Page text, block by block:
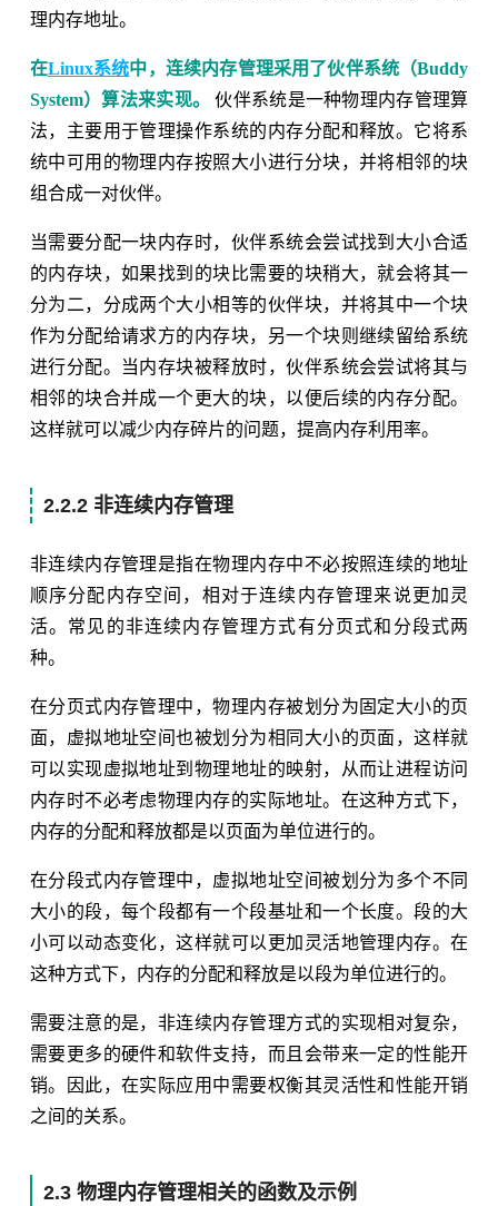
理内存地址。
在Linux系统中，连续内存管理采用了伙伴系统（Buddy
System）算法来实现。
伙伴系统是一种物理内存管理算
法，主要用于管理操作系统的内存分配和释放。它将系
统中可用的物理内存按照大小进行分块，并将相邻的块
组合成一对伙伴。
当需要分配一块内存时，伙伴系统会尝试找到大小合适
的内存块，如果找到的块比需要的块稍大，就会将其一
分为二，分成两个大小相等的伙伴块，并将其中一个块
作为分配给请求方的内存块，另一个块则继续留给系统
进行分配。当内存块被释放时，伙伴系统会尝试将其与
相邻的块合并成一个更大的块，以便后续的内存分配。
这样就可以减少内存碎片的问题，提高内存利用率。
2.2.2 非连续内存管理
非连续内存管理是指在物理内存中不必按照连续的地址
顺序分配内存空间，相对于连续内存管理来说更加灵
活。常见的非连续内存管理方式有分页式和分段式两
种。
在分页式内存管理中，物理内存被划分为固定大小的页
面，虚拟地址空间也被划分为相同大小的页面，这样就
可以实现虚拟地址到物理地址的映射，从而让进程访问
内存时不必考虑物理内存的实际地址。在这种方式下，
内存的分配和释放都是以页面为单位进行的。
在分段式内存管理中，虚拟地址空间被划分为多个不同
大小的段，每个段都有一个段基址和一个长度。段的大
小可以动态变化，这样就可以更加灵活地管理内存。在
这种方式下，内存的分配和释放是以段为单位进行的。
需要注意的是，非连续内存管理方式的实现相对复杂，
需要更多的硬件和软件支持，而且会带来一定的性能开
销。因此，在实际应用中需要权衡其灵活性和性能开销
之间的关系。
2.3 物理内存管理相关的函数及示例